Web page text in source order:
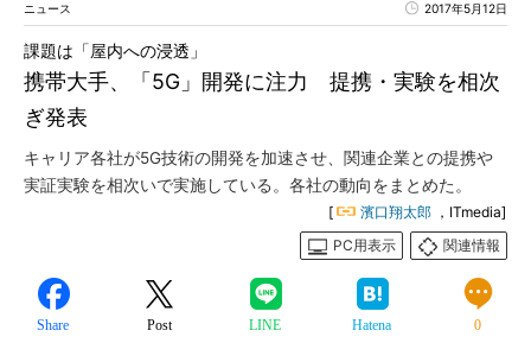
ニュース 2017年5月12日
携帯大手、「5G」開発に注力 提携・実験を相次
ぎ発表
課題は「屋内への浸透」
キャリア各社が5G技術の開発を加速させ、関連企業との提携や
実証実験を相次いで実施している。各社の動向をまとめた。
[ 濱口翔太郎 ，ITmedia]
PC用表示
関連情報
Share Post LINE Hatena 0